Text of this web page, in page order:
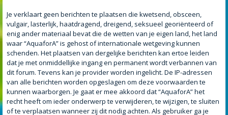
Je verklaart geen berichten te plaatsen die kwetsend, obsceen,
vulgair, lasterlijk, haatdragend, dreigend, seksueel georiënteerd of
enig ander materiaal bevat die de wetten van je eigen land, het land
waar “AquaforA” is gehost of internationale wetgeving kunnen
schenden. Het plaatsen van dergelijke berichten kan ertoe leiden
dat je met onmiddellijke ingang en permanent wordt verbannen van
dit forum. Tevens kan je provider worden ingelicht. De IP-adressen
van alle berichten worden opgeslagen om deze voorwaarden te
kunnen waarborgen. Je gaat er mee akkoord dat “AquaforA” het
recht heeft om ieder onderwerp te verwijderen, te wijzigen, te sluiten
of te verplaatsen wanneer zij dit nodig achten. Als gebruiker ga je